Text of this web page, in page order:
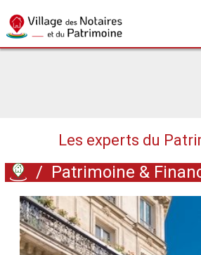
Les experts du
/ Patrimoine &